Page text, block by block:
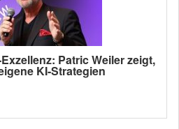
Patric Weiler zeigt,
KI-Strategien